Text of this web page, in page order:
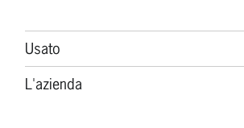
Usato
L'azienda